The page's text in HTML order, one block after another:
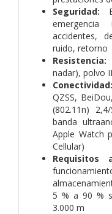
Seguridad:
emergencia
accidentes,
ruido, retorno
Resistencia:
nadar), polvo
Conectividad:
QZSS,
(802.11n)
banda
Apple Watch
Cellular)
Requisitos
5 % a 90 %
3.000 m